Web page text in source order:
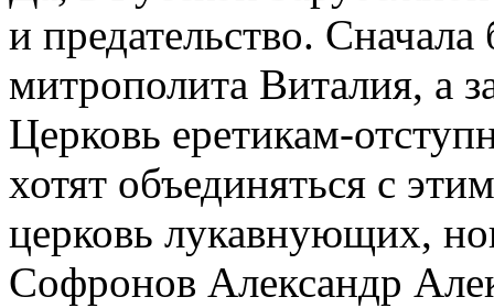
и предательство. Сначала
митрополита Виталия, а
Церковь еретикам-
хотят объединяться с
церковь лукавнующих,
Софронов Александр